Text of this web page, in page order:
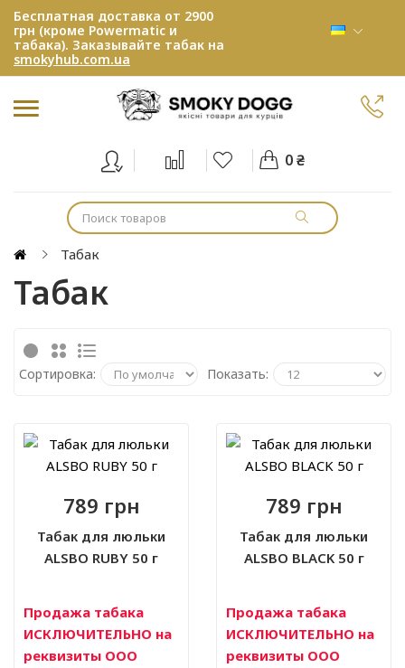
Бесплатная доставка от 2900
грн (кроме Powermatic и
табака). Заказывайте табак на
smokyhub.com.ua
0 ₴
Табак
Табак
Сортировка: Показать:
789 грн
Табак для люльки
ALSBO RUBY 50 г
Продажа табака
ИСКЛЮЧИТЕЛЬНО на
реквизиты ООО
789 грн
Табак для люльки
ALSBO BLACK 50 г
Продажа табака
ИСКЛЮЧИТЕЛЬНО на
реквизиты ООО